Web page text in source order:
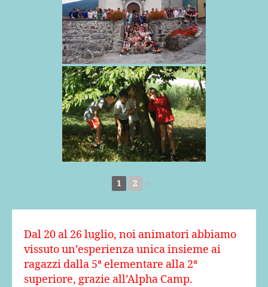
1 2 ►
Dal 20 al 26 luglio, noi animatori abbiamo
vissuto un’esperienza unica insieme ai
ragazzi dalla 5ª elementare alla 2ª
superiore, grazie all’Alpha Camp.